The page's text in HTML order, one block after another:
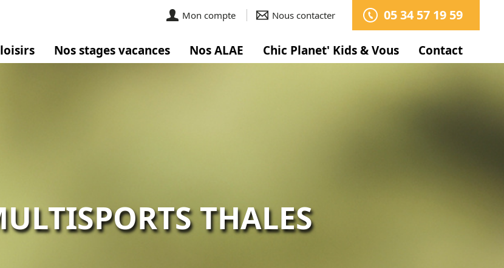
Mon compte Nous contacter 05 34 57 19 59
Nos stages vacances Nos ALAE Chic Planet' Kids & Vous Contact
THALES